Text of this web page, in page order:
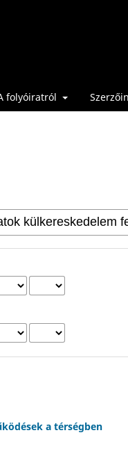
folyóiratról
a térségben